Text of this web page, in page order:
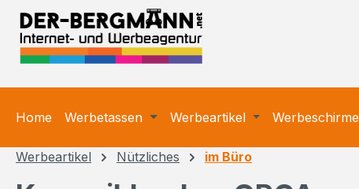
Hauptinhalt springen
Zur Suche springen
Zur Hauptnavigation springen
Home Werbetassen Werbeartikel Werbeschirme
Werbeartikel Nützliches im Büro